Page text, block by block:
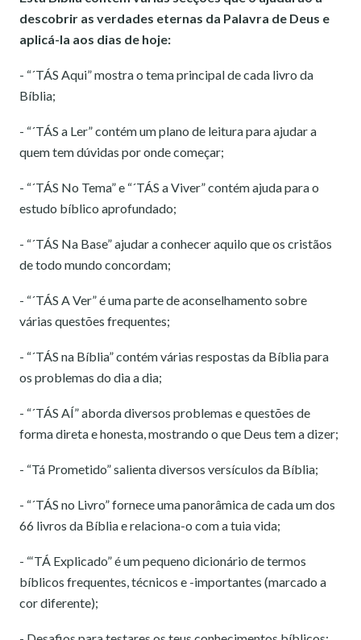
descobrir as verdades eternas da Palavra de Deus e
aplicá-la aos dias de hoje:
- “´TÁS Aqui” mostra o tema principal de cada livro da
Bíblia;
- “´TÁS a Ler” contém um plano de leitura para ajudar a
quem tem dúvidas por onde começar;
- “´TÁS No Tema” e “´TÁS a Viver” contém ajuda para o
estudo bíblico aprofundado;
- “´TÁS Na Base” ajudar a conhecer aquilo que os cristãos
de todo mundo concordam;
- “´TÁS A Ver” é uma parte de aconselhamento sobre
várias questões frequentes;
- “´TÁS na Bíblia” contém várias respostas da Bíblia para
os problemas do dia a dia;
- “´TÁS AÍ” aborda diversos problemas e questões de
forma direta e honesta, mostrando o que Deus tem a dizer;
- “Tá Prometido” salienta diversos versículos da Bíblia;
- “´TÁS no Livro” fornece uma panorâmica de cada um dos
66 livros da Bíblia e relaciona-o com a tuia vida;
- “‘TÁ Explicado” é um pequeno dicionário de termos
bíblicos frequentes, técnicos e -importantes (marcado a
cor diferente);